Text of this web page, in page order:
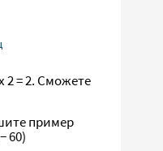
2 = 2. Сможете
пример
60)